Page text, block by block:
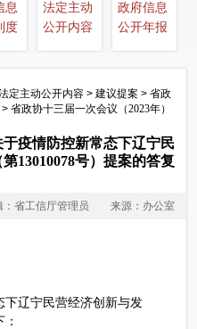
息
度
法定主动
公开内容
政府信息
公开年报
定主动公开内容> 建议提案 > 省政
> 省政协十三届一次会议（2023年）
疫情防控新常态下辽宁民
13010078号）提案的答复
：省工信厅管理员 来源：办公室
辽宁民营经济创新与发